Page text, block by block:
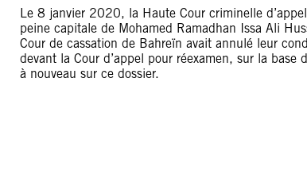
Le 8 janvier 2020, la Haute Cour criminelle
peine capitale de Mohamed Ramadhan Issa Ali
Cour de cassation de Bahreïn avait annulé leur
devant la Cour d’appel pour réexamen, sur la
à nouveau sur ce dossier.